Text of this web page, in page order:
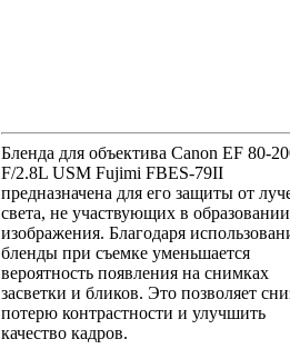
Бленда для объектива Canon EF 80-
F/2.8L USM Fujimi FBES-79II
предназначена для его защиты от
света, не участвующих в образовании
изображения. Благодаря
бленды при съемке уменьшается
вероятность появления на снимках
засветки и бликов. Это позволяет
потерю контрастности и улучшить
качество кадров.